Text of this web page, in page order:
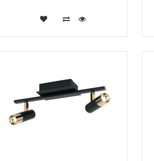
Купить